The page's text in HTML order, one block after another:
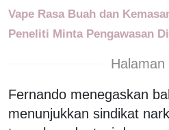
Vape Rasa Buah dan
Peneliti Minta Pengawasan
Halaman
Fernando menegaskan
menunjukkan sindikat